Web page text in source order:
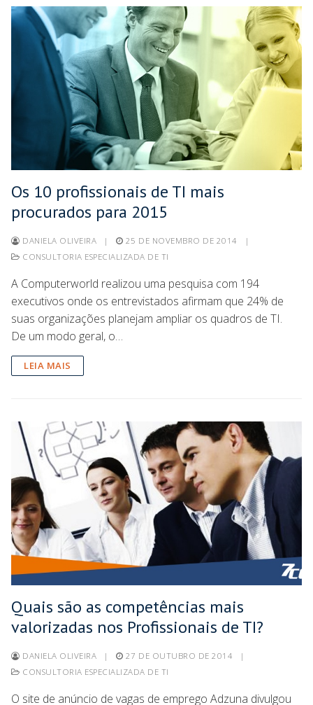
Os 10 profissionais de TI mais
procurados para 2015
DANIELA OLIVEIRA | 25 DE NOVEMBRO DE 2014
|
CONSULTORIA ESPECIALIZADA DE TI
A Computerworld realizou uma pesquisa com 194
executivos onde os entrevistados afirmam que 24% de
suas organizações planejam ampliar os quadros de TI.
De um modo geral, o…
LEIA MAIS
Quais são as competências mais
valorizadas nos Profissionais de TI?
DANIELA OLIVEIRA | 27 DE OUTUBRO DE 2014
|
CONSULTORIA ESPECIALIZADA DE TI
O site de anúncio de vagas de emprego Adzuna divulgou